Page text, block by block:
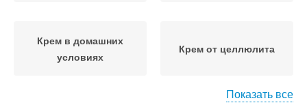
Крем в домашних
условиях
Крем от целлюлита
Показать все